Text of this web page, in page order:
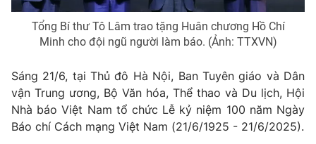
Giải sao mai
Làm đẹp
Chất lượng cuộc sống
Tuyển sinh
Công nghệ
Hitech Công nghệ tương lai
Sản phẩm
Thị trường
Giao lưu trực tuyến
Lịch phát sóng
Tổng Bí thư Tô Lâm trao tặng Huân chương Hồ Chí
Minh cho đội ngũ người làm báo. (Ảnh: TTXVN)
Sáng 21/6, tại Thủ đô Hà Nội, Ban Tuyên giáo và Dân
vận Trung ương, Bộ Văn hóa, Thể thao và Du lịch, Hội
Nhà báo Việt Nam tổ chức Lễ kỷ niệm 100 năm Ngày
Báo chí Cách mạng Việt Nam (21/6/1925 - 21/6/2025).